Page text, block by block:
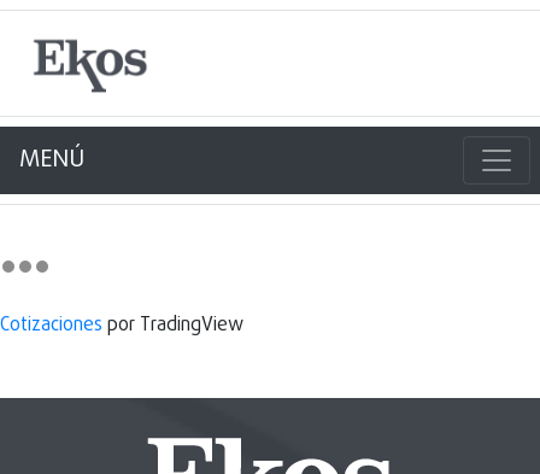
MENÚ
Cotizaciones por TradingView